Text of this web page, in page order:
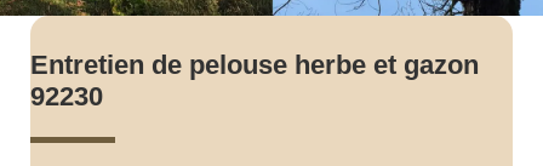
Entretien de pelouse herbe et gazon
92230